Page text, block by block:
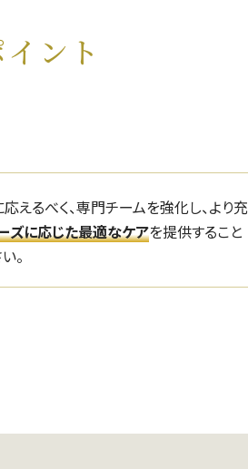
ント
るべく、専門チームを強化し、より充
ズに応じた最適なケアを提供すること
。